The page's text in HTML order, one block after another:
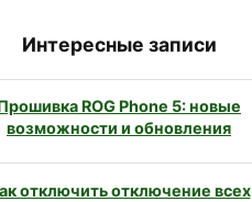
Интересные записи
ROG Phone 5: новые
возможности и обновления
отключить отключение всех